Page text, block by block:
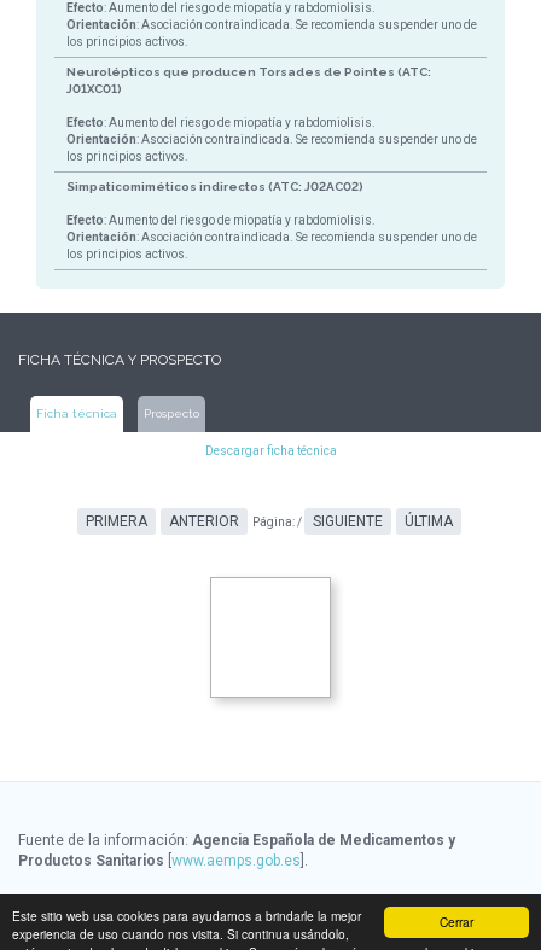
Cerrar
Este sitio web usa cookies para ayudarnos a brindarle la mejor
experiencia de uso cuando nos visita. Si continua usándolo,
Efecto: Aumento del riesgo de miopatía y rabdomiolisis.
Orientación: Asociación contraindicada. Se recomienda suspender uno de
los principios activos.
Neurolépticos que producen Torsades de Pointes (ATC:
J01XC01)
Efecto: Aumento del riesgo de miopatía y rabdomiolisis.
Orientación: Asociación contraindicada. Se recomienda suspender uno de
los principios activos.
Simpaticomiméticos indirectos (ATC: J02AC02)
Efecto: Aumento del riesgo de miopatía y rabdomiolisis.
Orientación: Asociación contraindicada. Se recomienda suspender uno de
los principios activos.
FICHA TÉCNICA Y PROSPECTO
Ficha técnica Prospecto
Descargar ficha técnica
PRIMERA ANTERIOR Página:/ SIGUIENTE ÚLTIMA
Fuente de la información: Agencia Española de Medicamentos y
Productos Sanitarios www.aemps.gob.es ].
Ministerio de Sanidad, Servicios
Sociales e Igualdad[ www.msssi.gob.es]